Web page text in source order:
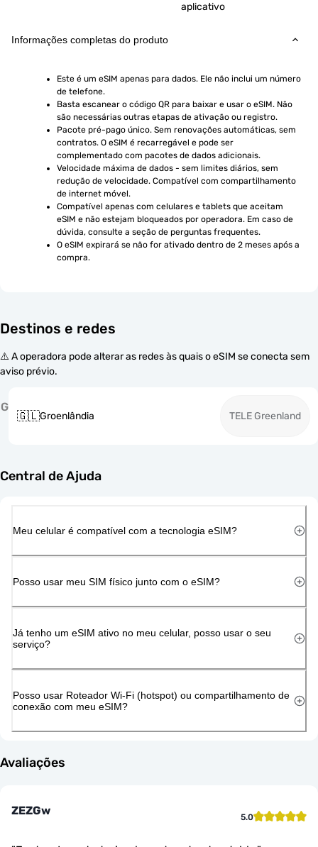
aplicativo
Informações completas do produto
Este é um eSIM apenas para dados. Ele não inclui um número
de telefone.
Basta escanear o código QR para baixar e usar o eSIM. Não
são necessárias outras etapas de ativação ou registro.
Pacote pré-pago único. Sem renovações automáticas, sem
contratos. O eSIM é recarregável e pode ser
complementado com pacotes de dados adicionais.
Velocidade máxima de dados - sem limites diários, sem
redução de velocidade. Compatível com compartilhamento
de internet móvel.
Compatível apenas com celulares e tablets que aceitam
eSIM e não estejam bloqueados por operadora. Em caso de
dúvida, consulte a seção de perguntas frequentes.
O eSIM expirará se não for ativado dentro de 2 meses após a
compra.
Destinos e redes
⚠️ A operadora pode alterar as redes às quais o eSIM se conecta sem
aviso prévio.
G
🇬🇱Groenlândia TELE Greenland
Central de Ajuda
Meu celular é compatível com a tecnologia eSIM?
Posso usar meu SIM físico junto com o eSIM?
Já tenho um eSIM ativo no meu celular, posso usar o seu
serviço?
Posso usar Roteador Wi-Fi (hotspot) ou compartilhamento de
conexão com meu eSIM?
Avaliações
ZEZGw 5.0